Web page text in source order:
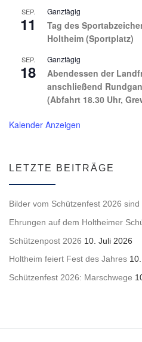
SEP.
11
Ganztägig
Tag des
Holtheim (Sportplatz)
SEP.
18
Ganztägig
Abendessen der
anschließend
(Abfahrt 18.30 Uhr,
Kalender Anzeigen
LETZTE BEITRÄGE
Bilder vom Schützenfest 2026 sind
Ehrungen auf dem Holtheimer
Schützenpost 2026 10. Juli 2026
Holtheim feiert Fest des Jahres
Schützenfest 2026: Marschwege